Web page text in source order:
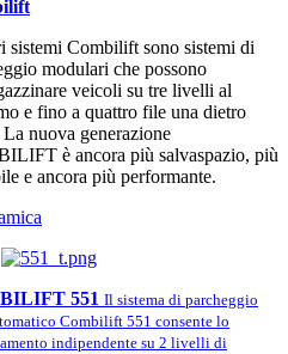
sistemi Combilift sono sistemi di
modulari che possono
veicoli su tre livelli al
e fino a quattro file una dietro
nuova generazione
è ancora più salvaspazio, più
e ancora più performante.
551 Il sistema di parcheggio
Combilift 551 consente lo
indipendente su 2 livelli di